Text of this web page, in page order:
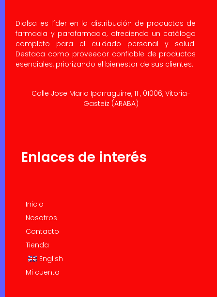
Dialsa es líder en la distribución de productos de
farmacia y parafarmacia, ofreciendo un catálogo
completo para el cuidado personal y salud.
Destaca como proveedor confiable de productos
esenciales, priorizando el bienestar de sus clientes.
Calle Jose Maria Iparraguirre, 11 , 01006, Vitoria-
Gasteiz (ARABA)
Enlaces de interés
Inicio
Nosotros
Contacto
Tienda
English
Mi cuenta